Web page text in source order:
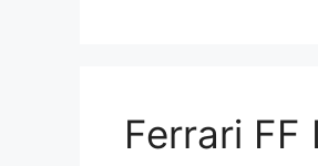
Ferrari